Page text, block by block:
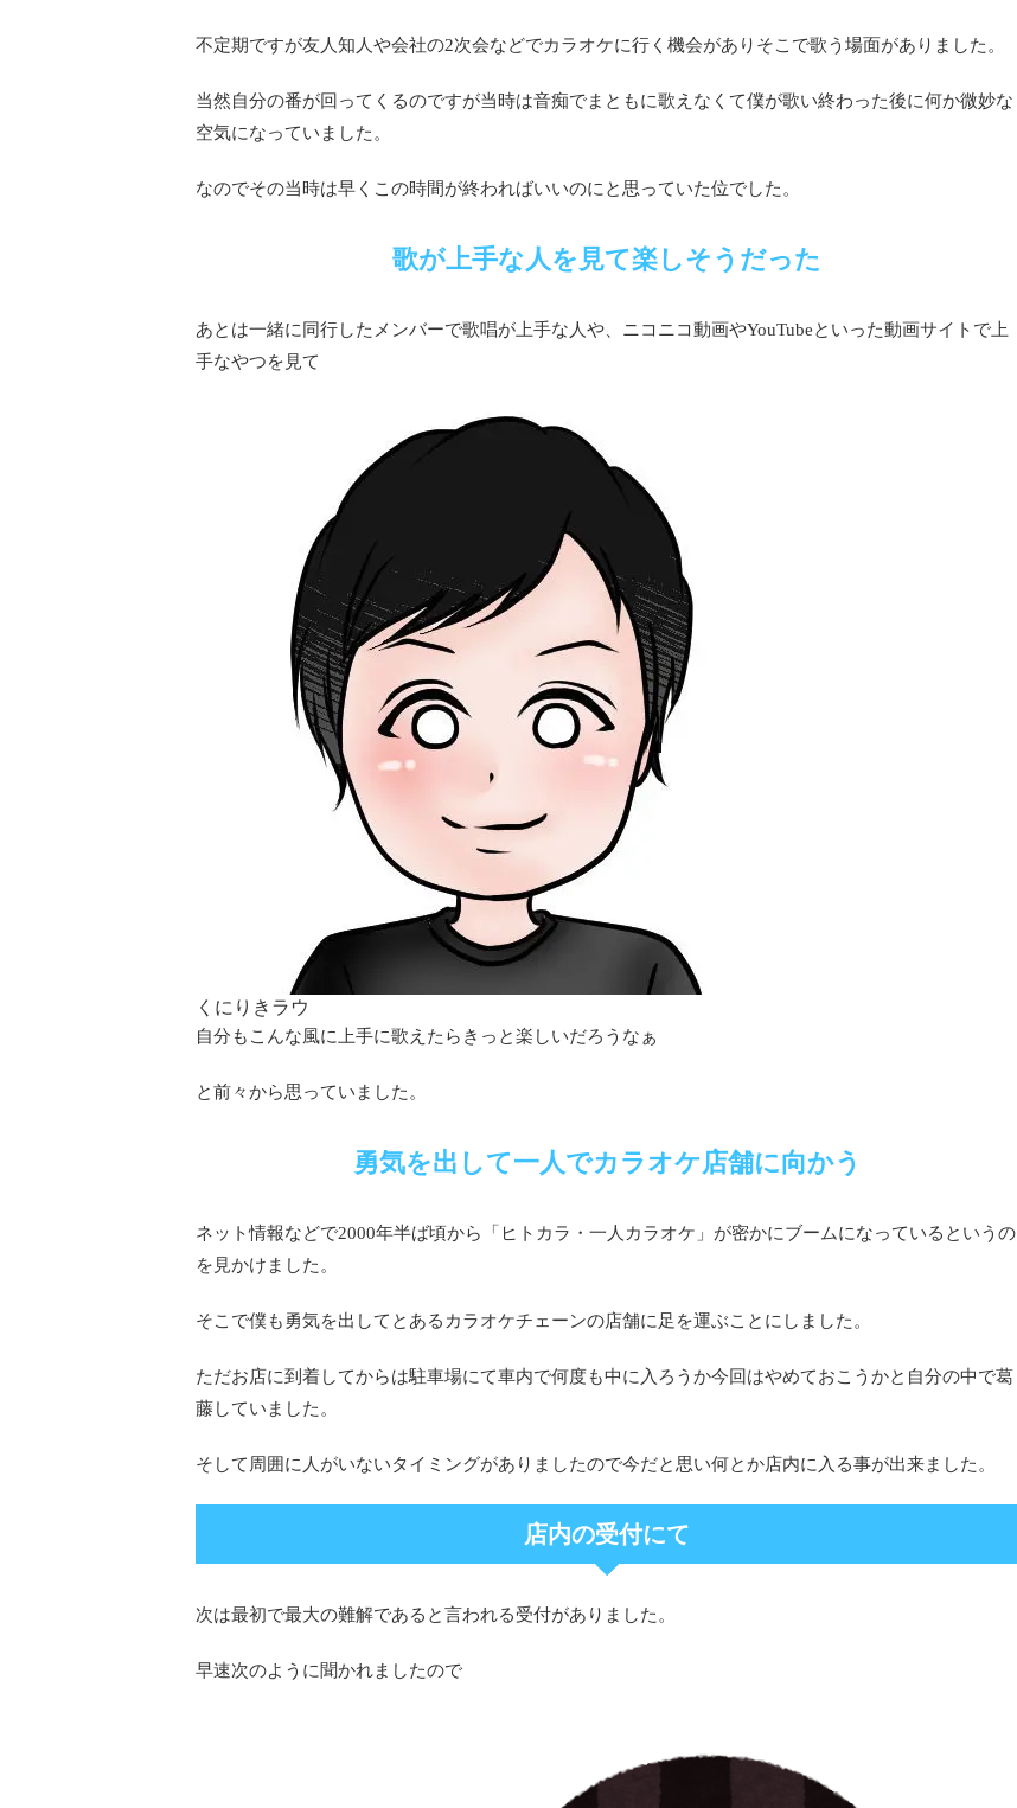
不定期ですが友人知人や会社の2次会などでカラオケに行く機会がありそこで歌う場面がありました。
当然自分の番が回ってくるのですが当時は音痴でまともに歌えなくて僕が歌い終わった後に何か微妙な
空気になっていました。
なのでその当時は早くこの時間が終わればいいのにと思っていた位でした。
歌が上手な人を見て楽しそうだった
あとは一緒に同行したメンバーで歌唱が上手な人や、ニコニコ動画やYouTubeといった動画サイトで上
手なやつを見て
くにりきラウ
自分もこんな風に上手に歌えたらきっと楽しいだろうなぁ
と前々から思っていました。
勇気を出して一人でカラオケ店舗に向かう
ネット情報などで2000年半ば頃から「ヒトカラ・一人カラオケ」が密かにブームになっているというの
を見かけました。
そこで僕も勇気を出してとあるカラオケチェーンの店舗に足を運ぶことにしました。
ただお店に到着してからは駐車場にて車内で何度も中に入ろうか今回はやめておこうかと自分の中で葛
藤していました。
そして周囲に人がいないタイミングがありましたので今だと思い何とか店内に入る事が出来ました。
店内の受付にて
次は最初で最大の難解であると言われる受付がありました。
早速次のように聞かれましたので